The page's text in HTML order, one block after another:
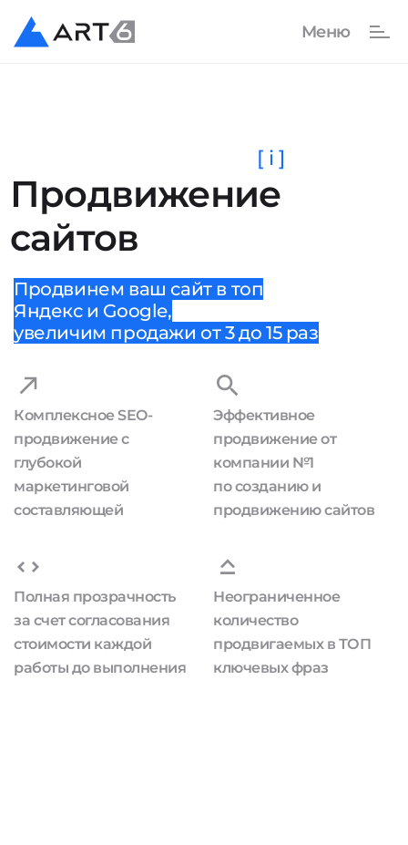
Продвижение
сайтов
[ i ]
Продвинем ваш сайт в топ
Яндекс и Google,
увеличим продажи от 3 до 15 раз
Комплексное SEO-
продвижение с
глубокой
маркетинговой
составляющей
Эффективное
продвижение от
компании №1
по созданию и
продвижению сайтов
Полная прозрачность
за счет согласования
стоимости каждой
работы до выполнения
Неограниченное
количество
продвигаемых в ТОП
ключевых фраз